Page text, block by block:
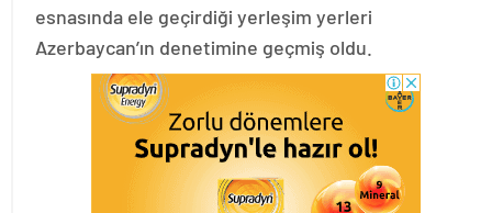
esnasında ele geçirdiği yerleşim yerleri
Azerbaycan’ın denetimine geçmiş oldu.